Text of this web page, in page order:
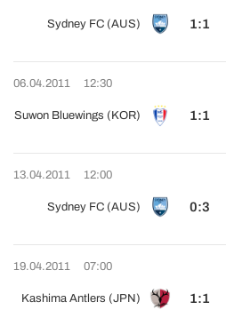
Sydney FC (AUS) 1:1
06.04.2011 12:30
Suwon Bluewings (KOR) 1:1
13.04.2011 12:00
Sydney FC (AUS) 0:3
19.04.2011 07:00
Kashima Antlers (JPN) 1:1